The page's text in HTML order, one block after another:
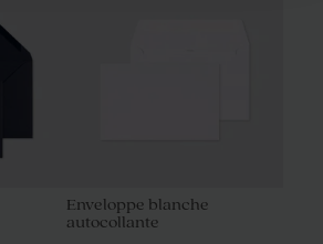
Enveloppe blanche
autocollante